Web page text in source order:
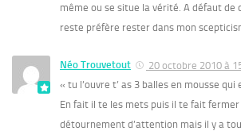
même ou se situe la vérité. A défaut de
reste préfère rester dans mon
Néo Trouvetout
20 octobre 2010 à
« tu l’ouvre t’ as 3 balles en mousse
En fait il te les mets puis il te fait
détournement d’attention mais il y a